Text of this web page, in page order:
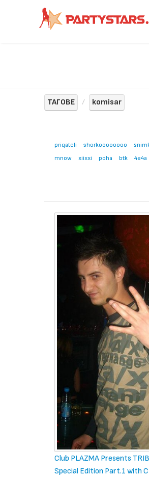
ТАГОВЕ komisar
priqateli shorkoooooooo
mnow
xiixxi poha btk 4e4a
Club PLAZMA Presents
Special Edition Part.1 with